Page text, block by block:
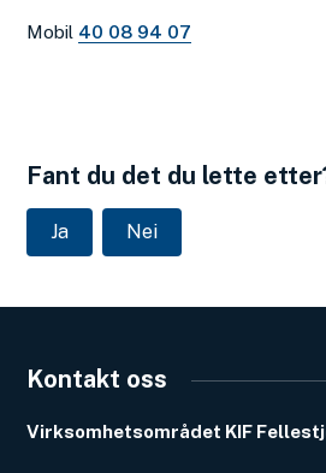
Mobil 40 08 94 07
Fant du det du lette
Ja Nei
Kontakt oss
Virksomhetsområdet KIF